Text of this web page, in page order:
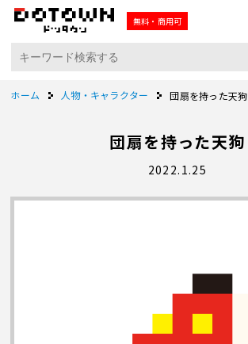
無料・商用可
ホーム 人物・キャラクター 団扇を持った天狗
団扇を持った天狗
2022.1.25